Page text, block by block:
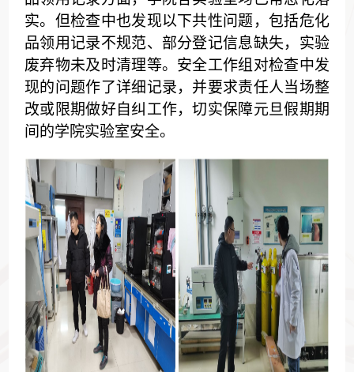
实。但检查中也发现以下共性问题，包括危化
品领用记录不规范、部分登记信息缺失，实验
废弃物未及时清理等。安全工作组对检查中发
现的问题作了详细记录，并要求责任人当场整
改或限期做好自纠工作，切实保障元旦假期期
间的学院实验室安全。